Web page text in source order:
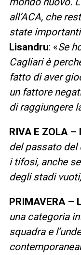
all’ACA, che
state
Lisandru: «Se
Cagliari è
fatto di aver
un fattore
di raggiungere
RIVA E ZOLA –
del passato del
i tifosi, anche
degli stadi
PRIMAVERA –
una categoria
squadra e